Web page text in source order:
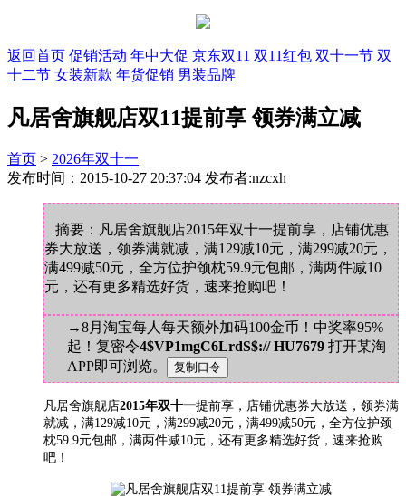
返回首页 促销活动 年中大促 京东双11 双11红包 双十一节 双
十二节 女装新款 年货促销 男装品牌
凡居舍旗舰店双11提前享 领券满立减
首页 > 2026年双十一
发布时间：2015-10-27 20:37:04 发布者:nzcxh
摘要：凡居舍旗舰店2015年双十一提前享，店铺优惠
券大放送，领券满就减，满129减10元，满299减20元，
满499减50元，全方位护颈枕59.9元包邮，满两件减10
元，还有更多精选好货，速来抢购吧！
→8月淘宝每人每天额外加码100金币！中奖率95%
起！复密令4$VP1mgC6LrdS$:// HU7679 打开某淘
APP即可浏览。
凡居舍旗舰店2015年双十一提前享，店铺优惠券大放送，领券满
就减，满129减10元，满299减20元，满499减50元，全方位护颈
枕59.9元包邮，满两件减10元，还有更多精选好货，速来抢购
吧！